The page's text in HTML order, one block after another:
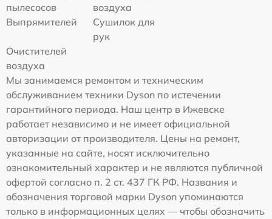
пылесосов
воздуха
Выпрямителей
Сушилок для
рук
Очистителей
воздуха
Мы занимаемся ремонтом и техническим
обслуживанием техники Dyson по истечении
гарантийного периода. Наш центр в Ижевске
работает независимо и не имеет официальной
авторизации от производителя. Цены на ремонт,
указанные на сайте, носят исключительно
ознакомительный характер и не являются публичной
офертой согласно п. 2 ст. 437 ГК РФ. Названия и
обозначения торговой марки Dyson упоминаются
только в информационных целях — чтобы обозначить